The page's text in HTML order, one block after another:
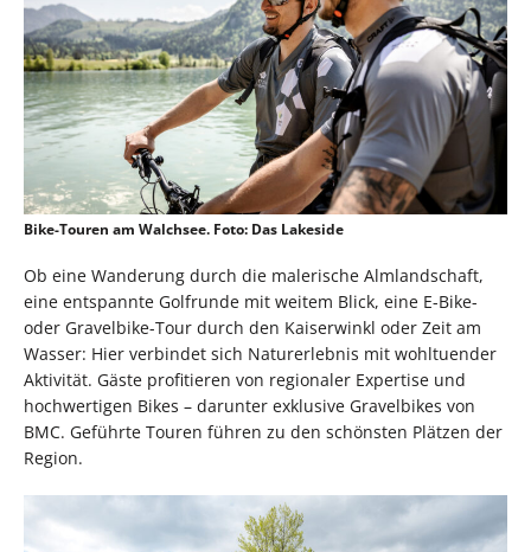
Bike-Touren am Walchsee. Foto: Das Lakeside
Ob eine Wanderung durch die malerische Almlandschaft,
eine entspannte Golfrunde mit weitem Blick, eine E-Bike-
oder Gravelbike-Tour durch den Kaiserwinkl oder Zeit am
Wasser: Hier verbindet sich Naturerlebnis mit wohltuender
Aktivität. Gäste profitieren von regionaler Expertise und
hochwertigen Bikes – darunter exklusive Gravelbikes von
BMC. Geführte Touren führen zu den schönsten Plätzen der
Region.